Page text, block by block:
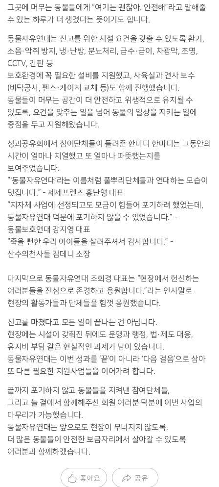
그곳에 머무는 동물들에게 “여기는 괜찮아. 안전해”라고 말해줄
수 있는 하루가 더 생겼다는 뜻이기도 합니다.
동물자유연대는 신고를 위한 시설 요건을 갖출 수 있도록 환기,
소음·악취 방지, 냉·난방, 분뇨처리, 급수·급이, 차광막, 조명,
CCTV, 간판 등
보호환경에 꼭 필요한 설비를 지원했고, 사육실과 견사 보수
(바닥공사, 펜스·케이지 교체 등)도 함께 진행했습니다.
동물들이 머무는 공간이 더 안전하고 위생적으로 유지될 수
있도록, 요건을 맞추는 일을 넘어 동물의 일상을 지키는 일에
중점을 두고 지원해왔습니다.
성과공유회에서 참여단체들이 들려준 한마디 한마디는 그동안의
시간이 얼마나 치열했고 또 얼마나 따뜻했는지를
보여주었습니다.
“'동물자유연대’라는 이름처럼 풀뿌리단체들과 연대하는 모습이
멋집니다.” - 제제프렌즈 홍난영 대표
“지자체 사업에 선정되고도 모금이 힘들어 포기하려 했었는데,
동물자유연대 덕분에 포기하지 않을 수 있었습니다.” -
동물보호연대 강지영 대표
“죽을 뻔한 우리 아이들을 살려주셔서 감사합니다.” -
산수의천사들 김데니 소장
마지막으로 동물자유연대 조희경 대표는 “현장에서 헌신하는
여러분들을 진심으로 존경하고 응원합니다.”라는 인사말로
현장의 활동가들과 단체들을 힘껏 응원했습니다.
신고를 마쳤다고 모든 일이 끝나는 건 아닙니다.
현장에는 시설이 갖춰진 뒤에도 운영과 행정, 법·제도 대응,
유지비 부담 같은 현실적인 과제가 남아 있습니다.
동물자유연대는 이번 성과를 ‘끝’이 아니라 ‘다음 걸음’으로 삼아
또 다른 필요한 지원사업들을 이어가려 합니다.
끝까지 포기하지 않고 동물들을 지켜낸 참여단체들,
그리고 늘 곁에서 함께해주신 회원 여러분 덕분에 이번 사업의
마무리가 가능했습니다.
동물자유연대는 앞으로도 현장이 무너지지 않도록,
더 많은 동물들이 안전한 보금자리에서 살아갈 수 있도록
여러분과 함께하겠습니다.
좋아요 공유